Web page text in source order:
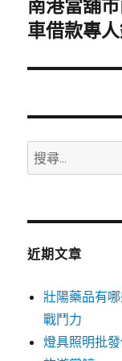
下
一
文
南港當舖
車借款專
搜
尋
鍵
近期文章
壯陽藥品有
戰鬥力
燈具照明批